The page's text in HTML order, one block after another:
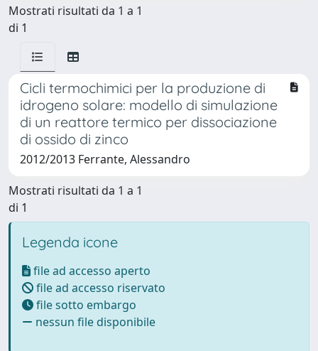
Mostrati risultati da 1 a 1
di 1
Cicli termochimici per la produzione di
idrogeno solare: modello di simulazione
di un reattore termico per dissociazione
di ossido di zinco
2012/2013 Ferrante, Alessandro
Mostrati risultati da 1 a 1
di 1
Legenda icone
file ad accesso aperto
file ad accesso riservato
file sotto embargo
nessun file disponibile